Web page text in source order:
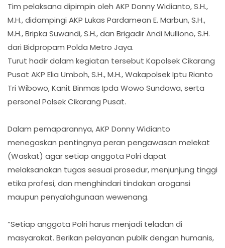
Tim pelaksana dipimpin oleh AKP Donny Widianto, S.H.,
M.H., didampingi AKP Lukas Pardamean E. Marbun, S.H.,
M.H., Bripka Suwandi, S.H., dan Brigadir Andi Mulliono, S.H.
dari Bidpropam Polda Metro Jaya.
Turut hadir dalam kegiatan tersebut Kapolsek Cikarang
Pusat AKP Elia Umboh, S.H., M.H., Wakapolsek Iptu Rianto
Tri Wibowo, Kanit Binmas Ipda Wowo Sundawa, serta
personel Polsek Cikarang Pusat.
Dalam pemaparannya, AKP Donny Widianto
menegaskan pentingnya peran pengawasan melekat
(Waskat) agar setiap anggota Polri dapat
melaksanakan tugas sesuai prosedur, menjunjung tinggi
etika profesi, dan menghindari tindakan arogansi
maupun penyalahgunaan wewenang.
“Setiap anggota Polri harus menjadi teladan di
masyarakat. Berikan pelayanan publik dengan humanis,